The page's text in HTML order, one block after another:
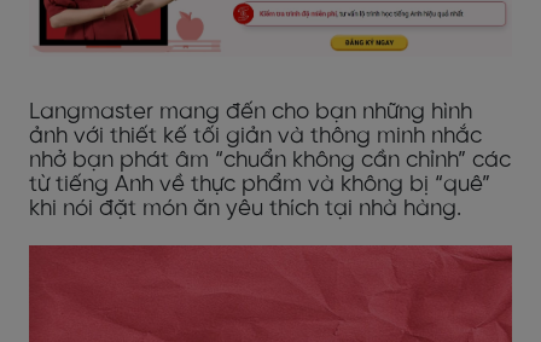
Langmaster mang đến cho bạn những hình
ảnh với thiết kế tối giản và thông minh nhắc
nhở bạn phát âm “chuẩn không cần chỉnh” các
từ tiếng Anh về thực phẩm và không bị “quê”
khi nói đặt món ăn yêu thích tại nhà hàng.